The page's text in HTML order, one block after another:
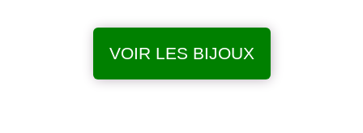
VOIR LES BIJOUX